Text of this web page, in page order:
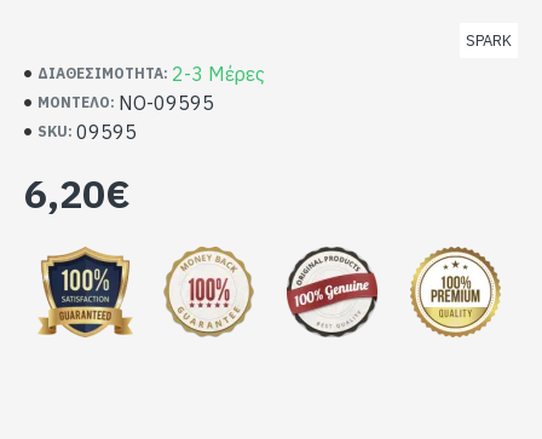
ΔΙΑΘΕΣΙΜΌΤΗΤΑ: 2-3 Μέρες
ΜΟΝΤΈΛΟ: NO-09595
SKU: 09595
SPARK
6,20€